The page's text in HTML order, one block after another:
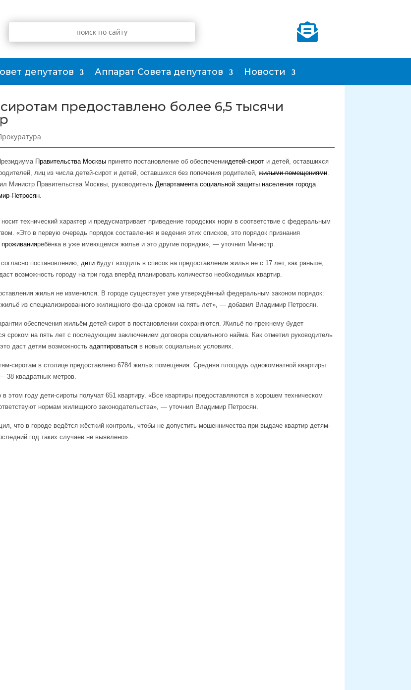

депутатов Аппарат Совета депутатов Новости
предоставлено более 6,5 тысячи
Правительства Москвыпринято постановление об обеспечениидетей-сироти детей, оставшихся
лиц из числа детей-сирот и детей, оставшихся без попечения родителей, жилыми помещениями.
Министр Правительства Москвы, руководитель Департамента социальной защиты населения города
Петросян.
технический характер и предусматривает приведение городских норм в соответствие с федеральным
«Это в первую очередь порядок составления и ведения этих списков, это порядок признания
проживанияребёнка в уже имеющемся жилье и это другие порядки», — уточнил Министр.
постановлению, детибудут входить в список на предоставление жилья не с 17 лет, как раньше,
возможность городу на три года вперёд планировать количество необходимых квартир.
жилья не изменился. В городе существует уже утверждённый федеральным законом порядок:
из специализированного жилищного фонда сроком на пять лет», — добавил Владимир Петросян.
обеспечения жильём детей-сирот в постановлении сохраняются. Жильё по-прежнему будет
сроком на пять лет с последующим заключением договора социального найма. Как отметил руководитель
даст детям возможность адаптироватьсяв новых социальных условиях.
сиротам в столице предоставлено 6784 жилых помещения. Средняя площадь однокомнатной квартиры
38 квадратных метров.
этом году дети-сироты получат 651 квартиру. «Все квартиры предоставляются в хорошем техническом
нормам жилищного законодательства», — уточнил Владимир Петросян.
что в городе ведётся жёсткий контроль, чтобы не допустить мошенничества при выдаче квартир детям-
год таких случаев не выявлено».